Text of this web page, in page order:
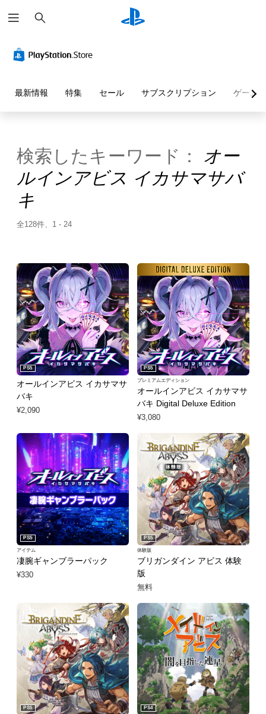
索
最新情報 特集 セール サブスクリプション ゲーム
検索したキーワード：
オー
ルインアビス イカサマサバ
キ
全128件、1 - 24
オールインアビス イカサマサ
バキ
PS5
¥2,090
オールインアビス イカサマサ
バキ Digital Deluxe Edition
PS5
プレミアムエディション
¥3,080
凄腕ギャンブラーパック
PS5
アイテム
¥330
ブリガンダイン アビス 体験
版
PS5
体験版
無料
PS5 PS4